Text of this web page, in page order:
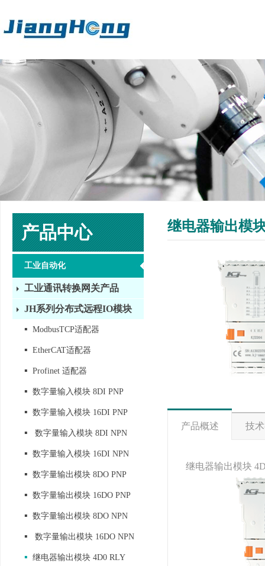
产品中心
工业自动化
工业通讯转换网关产品
JH系列分布式远程IO模块
▪ ModbusTCP适配器
▪ EtherCAT适配器
▪ Profinet 适配器
▪ 数字量输入模块 8DI PNP
▪ 数字量输入模块 16DI PNP
▪ 数字量输入模块 8DI NPN
▪ 数字量输入模块 16DI NPN
▪ 数字量输出模块 8DO PNP
▪ 数字量输出模块 16DO PNP
▪ 数字量输出模块 8DO NPN
▪ 数字量输出模块 16DO NPN
▪ 继电器输出模块 4D0 RLY
继电器输出模
产品概述 技
继电器输出模块